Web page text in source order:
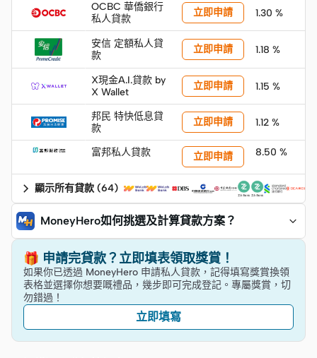
OCBC 華僑銀行
私人貸款
立即申請 1.30 %
安信 定額私人貸
款
立即申請 1.18 %
X現金A.I.貸款 by
X Wallet
立即申請 1.15 %
邦民 特快低息貸
款
立即申請 1.12 %
富邦私人貸款 立即申請 8.50 %
顯示所有貸款 (64)
MoneyHero如何挑選及計算貸款方案？
🎁 申請完貸款？立即填表領取獎賞！
如果你已透過 MoneyHero 申請私人貸款，記得填寫獎賞換領
表格並選擇你想要嘅禮品，幾步即可完成登記。專屬獎賞，切
勿錯過！
立即填寫